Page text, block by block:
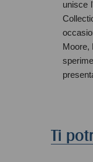
unisce
Moore,
Ti